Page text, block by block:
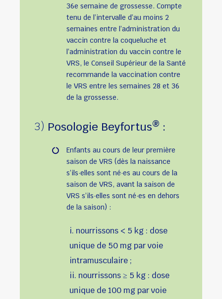
36e semaine de grossesse. Compte
tenu de l’intervalle d’au moins 2
semaines entre l’administration du
vaccin contre la coqueluche et
l’administration du vaccin contre le
VRS, le Conseil Supérieur de la Santé
recommande la vaccination contre
le VRS entre les semaines 28 et 36
de la grossesse.
3) Posologie Beyfortus® :
Enfants au cours de leur première
saison de VRS (dès la naissance
s’ils·elles sont né·es au cours de la
saison de VRS, avant la saison de
VRS s’ils·elles sont né·es en dehors
de la saison) :
i. nourrissons < 5 kg : dose
unique de 50 mg par voie
intramusculaire ;
ii. nourrissons ≥ 5 kg : dose
unique de 100 mg par voie